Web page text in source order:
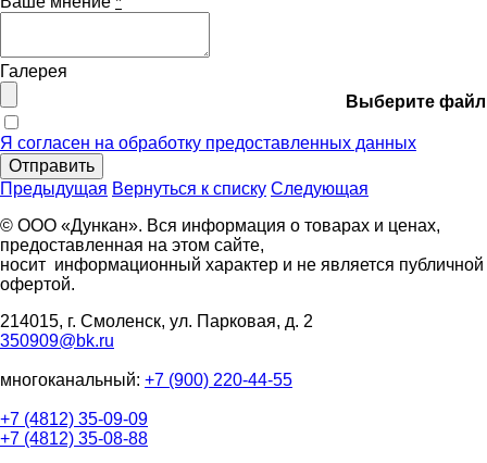
Галерея
Выберите файл
Я согласен на обработку предоставленных данных
Отправить
Предыдущая Вернуться к списку Следующая
© ООО «Дункан». Вся информация о товарах и ценах,
предоставленная на этом сайте,
носит информационный характер и не является публичной
офертой.
214015, г. Смоленск, ул. Парковая, д. 2
350909@bk.ru
многоканальный: +7 (900) 220-44-55
+7 (4812) 35-09-09
+7 (4812) 35-08-88